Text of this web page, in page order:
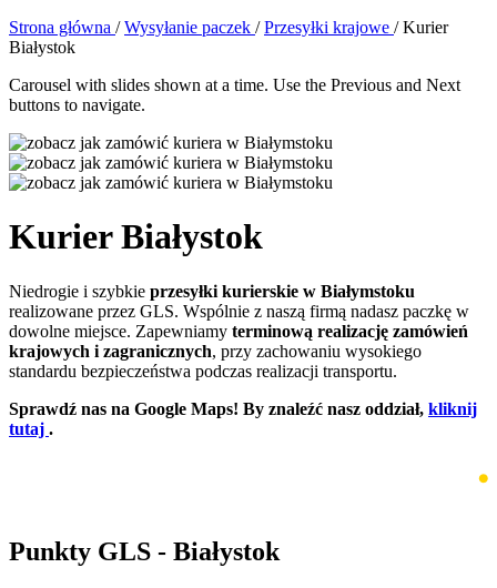
Strona główna /Wysyłanie paczek /Przesyłki krajowe / Kurier
Białystok
Carousel with slides shown at a time. Use the Previous and Next
buttons to navigate.
Kurier Białystok
Niedrogie i szybkie przesyłki kurierskie w Białymstoku
realizowane przez GLS. Wspólnie z naszą firmą nadasz paczkę w
dowolne miejsce. Zapewniamy terminową realizację zamówień
krajowych i zagranicznych, przy zachowaniu wysokiego
standardu bezpieczeństwa podczas realizacji transportu.
Sprawdź nas na Google Maps! By znaleźć nasz oddział, kliknij
tutaj .
Punkty GLS - Białystok